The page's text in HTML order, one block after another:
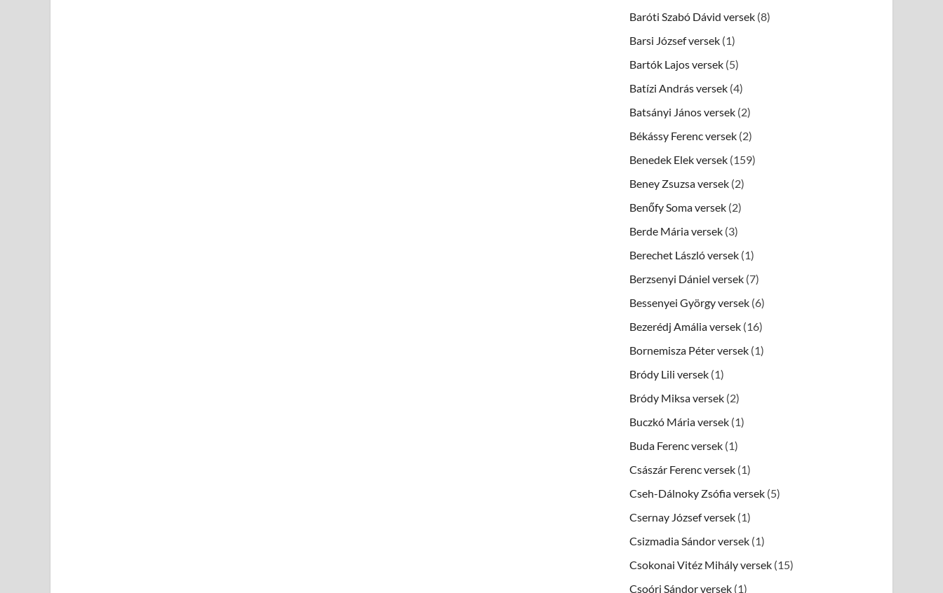
Baróti Szabó Dávid versek (8)
Barsi József versek (1)
Bartók Lajos versek (5)
Batízi András versek (4)
Batsányi János versek (2)
Békássy Ferenc versek (2)
Benedek Elek versek (159)
Beney Zsuzsa versek (2)
Benőfy Soma versek (2)
Berde Mária versek (3)
Berechet László versek (1)
Berzsenyi Dániel versek (7)
Bessenyei György versek (6)
Bezerédj Amália versek (16)
Bornemisza Péter versek (1)
Bródy Lili versek (1)
Bródy Miksa versek (2)
Buczkó Mária versek (1)
Buda Ferenc versek (1)
Császár Ferenc versek (1)
Cseh-Dálnoky Zsófia versek (5)
Csernay József versek (1)
Csizmadia Sándor versek (1)
Csokonai Vitéz Mihály versek (15)
Csoóri Sándor versek (1)